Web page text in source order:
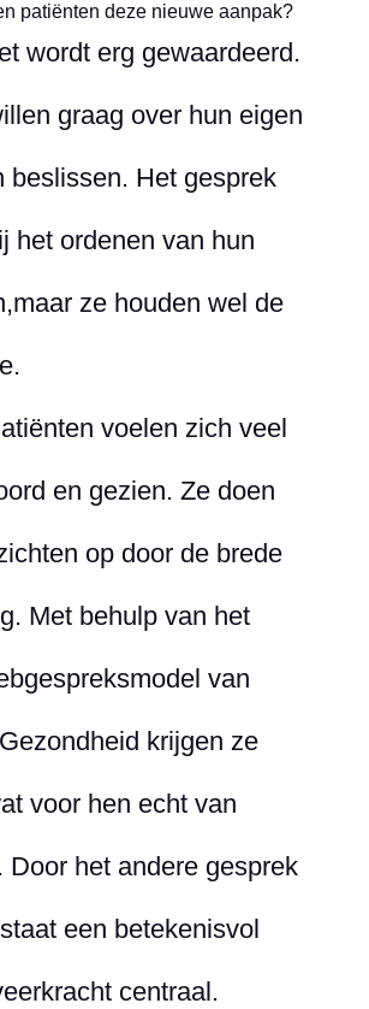
patiënten deze nieuwe aanpak?
wordt erg gewaardeerd.
graag over hun eigen
beslissen. Het gesprek
het ordenen van hun
ze houden wel de
voelen zich veel
en gezien. Ze doen
op door de brede
Met behulp van het
van
krijgen ze
voor hen echt van
Door het andere gesprek
een betekenisvol
centraal.